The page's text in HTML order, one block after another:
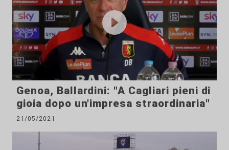
Genoa, Ballardini: "A Cagliari pieni di
gioia dopo un'impresa straordinaria"
21/05/2021